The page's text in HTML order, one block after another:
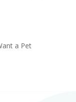
a Pet